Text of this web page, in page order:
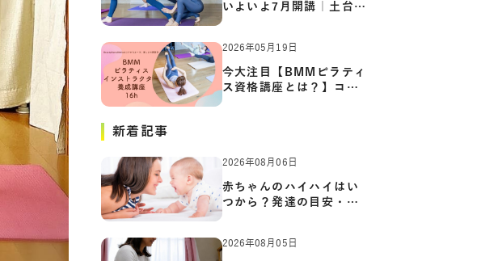
いよいよ7月開講｜土台か
ら応用ま…
2026年05月19日
今大注目【BMMピラティ
ス資格講座とは？】コア
からカ…
新着記事
2026年08月06日
赤ちゃんのハイハイはい
つから？発達の目安・練
習方…
2026年08月05日